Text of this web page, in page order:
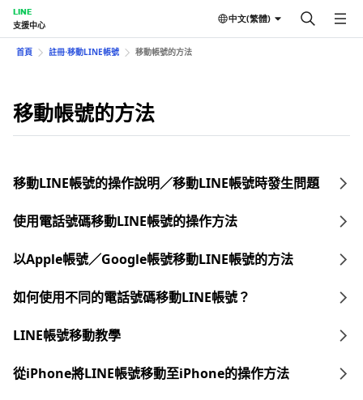
LINE
支援中心
中文(繁體)
首頁 註冊⋅移動LINE帳號 移動帳號的方法
移動帳號的方法
移動LINE帳號的操作說明／移動LINE帳號時發生問題
使用電話號碼移動LINE帳號的操作方法
以Apple帳號／Google帳號移動LINE帳號的方法
如何使用不同的電話號碼移動LINE帳號？
LINE帳號移動教學
從iPhone將LINE帳號移動至iPhone的操作方法